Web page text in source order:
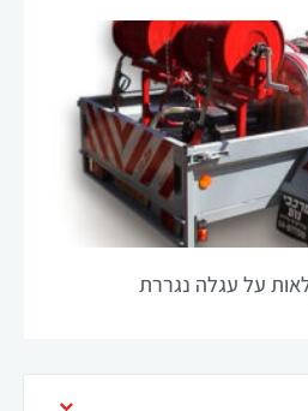
על עגלה נגררת
שיתוף
תחומי
העניין
וההתנהגות
שלך בעת
ביקורך
באתר
שלנו, אתה
מגדיל את
לראות